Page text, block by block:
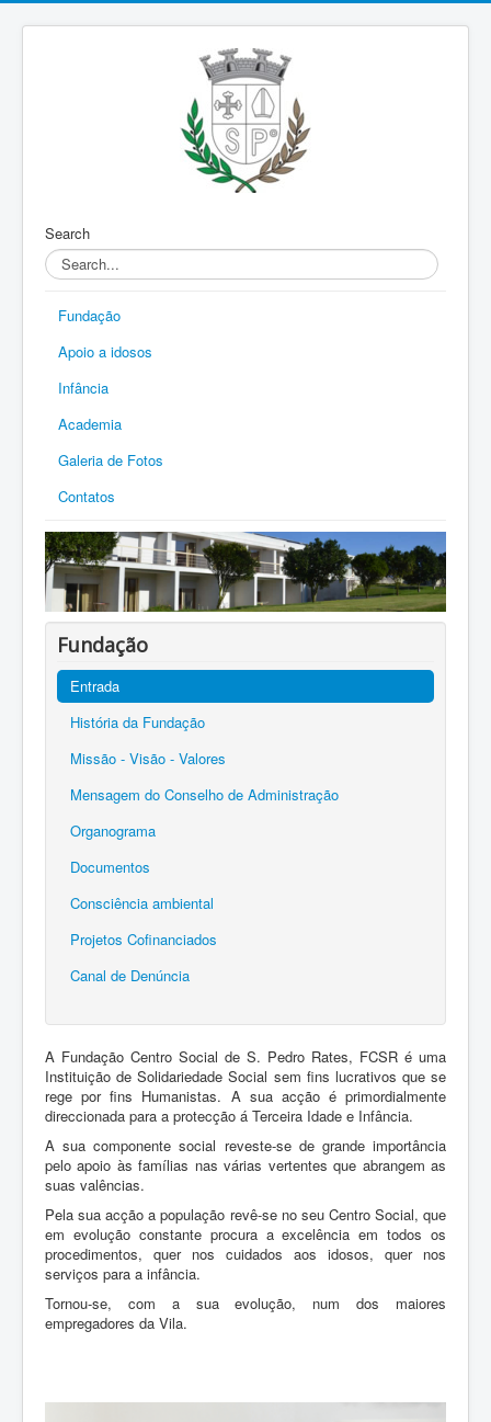
Search
Fundação
Apoio a idosos
Infância
Academia
Galeria de Fotos
Contatos
Fundação
Entrada
História da Fundação
Missão - Visão - Valores
Mensagem do Conselho de Administração
Organograma
Documentos
Consciência ambiental
Projetos Cofinanciados
Canal de Denúncia
A Fundação Centro Social de S. Pedro Rates, FCSR é uma
Instituição de Solidariedade Social sem fins lucrativos que se
rege por fins Humanistas. A sua acção é primordialmente
direccionada para a protecção á Terceira Idade e Infância.
A sua componente social reveste-se de grande importância
pelo apoio às famílias nas várias vertentes que abrangem as
suas valências.
Pela sua acção a população revê-se no seu Centro Social, que
em evolução constante procura a excelência em todos os
procedimentos, quer nos cuidados aos idosos, quer nos
serviços para a infância.
Tornou-se, com a sua evolução, num dos maiores
empregadores da Vila.